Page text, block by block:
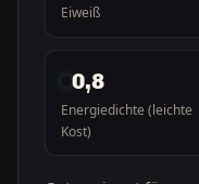
Eiweiß
0,8
Energiedichte (leichte
Kost)